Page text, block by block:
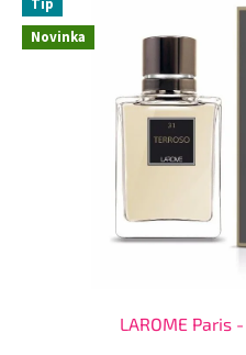
Novinka
Tip
LAROME Paris